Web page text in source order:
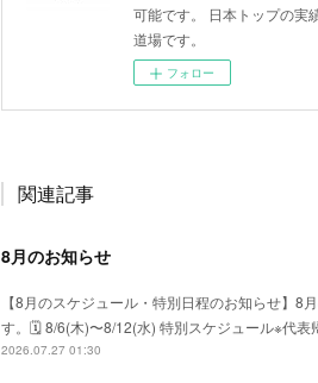
可能です。 日本トップの実
道場です。
フォロー
関連記事
8月のお知らせ
【8月のスケジュール・特別日程のお知らせ】8
す。​🗓 8/6(木)〜8/12(水) 特別スケジュール​※代
2026.07.27 01:30